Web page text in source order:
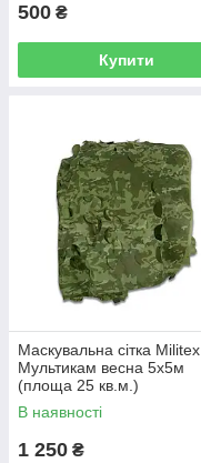
500 ₴
Купити
Маскувальна сітка Militex
Мультикам весна 5х5м
(площа 25 кв.м.)
В наявності
1 250 ₴